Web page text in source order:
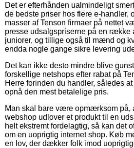
Det er efterhånden ualmindeligt
de bedste priser hos flere e-handler,
masser af Tenson firmaer på nettet
presse udsalgspriserne på en række
juniorer, og tillige også til mænd og
endda nogle gange sikre levering
Det kan ikke desto mindre blive
forskellige netshops efter rabat på
Herre forinden du handler, således
opnå den mest betalelige pris.
Man skal bare være opmærksom på,
webshop udlover et produkt til en
helt ekstremt fordelagtig, så kan det
om en uoprigtig internet shop. Køb
en lov, der dækker folk imod